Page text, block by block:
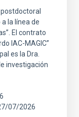
la línea de
El contrato
IAC-MAGIC”
es la Dra.
investigación
07/2026